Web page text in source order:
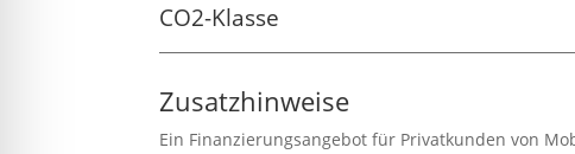
CO2-Klasse
Zusatzhinweise
Ein Finanzierungsangebot für Privatkunden von